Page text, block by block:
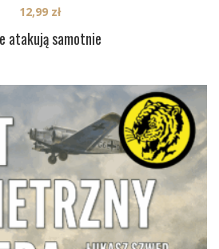
atakują samotnie
12,99 zł